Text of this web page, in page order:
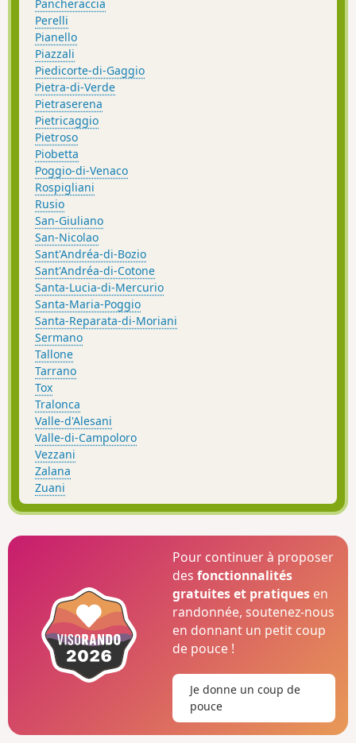
Pancheraccia
Perelli
Pianello
Piazzali
Piedicorte-di-Gaggio
Pietra-di-Verde
Pietraserena
Pietricaggio
Pietroso
Piobetta
Poggio-di-Venaco
Rospigliani
Rusio
San-Giuliano
San-Nicolao
Sant'Andréa-di-Bozio
Sant'Andréa-di-Cotone
Santa-Lucia-di-Mercurio
Santa-Maria-Poggio
Santa-Reparata-di-Moriani
Sermano
Tallone
Tarrano
Tox
Tralonca
Valle-d'Alesani
Valle-di-Campoloro
Vezzani
Zalana
Zuani
Pour continuer à proposer
desfonctionnalités
gratuites et pratiques en
randonnée, soutenez-nous
en donnant un petit coup
de pouce !
Je donne un coup de
pouce